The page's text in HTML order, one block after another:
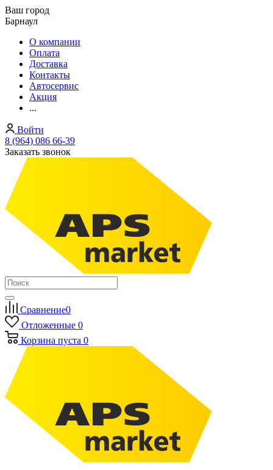
Ваш город
Барнаул
О компании
Оплата
Доставка
Контакты
Автосервис
Акция
...
Войти
8 (964) 086 66-39
Заказать звонок
Сравнение0
Отложенные 0
Корзина пуста 0